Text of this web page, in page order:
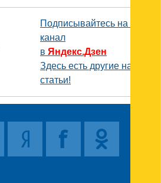
Подписывайтесь на наш
канал
в Яндекс.Дзен
Здесь есть другие наши
статьи!